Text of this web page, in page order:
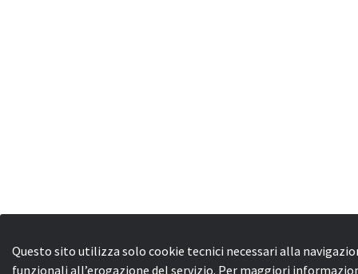
Questo sito utilizza solo cookie tecnici necessari alla
funzionali all’erogazione del servizio. Per maggiori